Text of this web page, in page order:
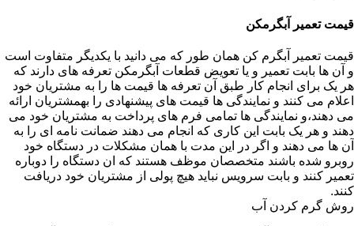
قیمت تعمیر آبگرمکن
قیمت تعمیر آبگرم کن همان طور که می دانید با یکدیگر متفاوت است
و آن ها بابت تعمیر و یا تعویض قطعات آبگرمکن تعرفه های دارند که
هر یک برای انجام کار طبق آن تعرفه ها قیمت ها را به مشتریان خود
اعلام می کنند و نمایندگی ها قیمت های پیشنهادی را بهمشتریان ارائه
می دهند،و نمایندگی ها تمامی فرم های پرداخت به مشتریان خود می
دهند و هر یک بابت این کاری که انجام می دهند ضمانت نامه ای را به
آن ها می دهند و اگر در این مدت با همان مشکلات در دستگاه خود
روبرو شده باشند متخصصان موظف هستند که ان دستگاه را دوباره
تعمیر کنند و بابت سرویس نباید هیچ پولی از مشتریان خود دریافت
کنند.
روش گرم کردن آب